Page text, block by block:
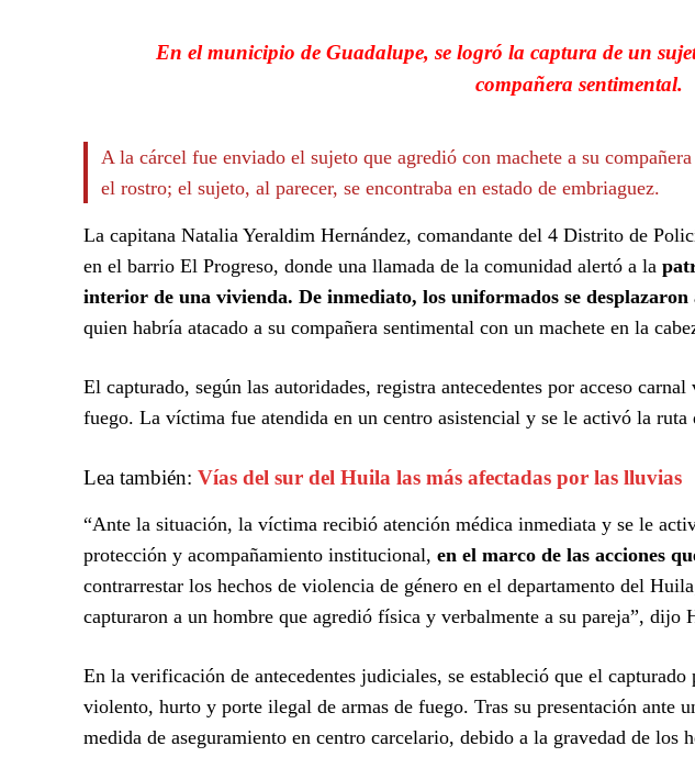
En el municipio de Guadalupe, se logró la captura de un
compañera sentimental.
A la cárcel fue enviado el sujeto que agredió con machete a su
el rostro; el sujeto, al parecer, se encontraba en estado de embriaguez.
La capitana Natalia Yeraldim Hernández, comandante del 4 Distrito de
en el barrio El Progreso, donde una llamada de la comunidad alertó a la
interior de una vivienda. De inmediato, los uniformados se
quien habría atacado a su compañera sentimental con un machete en la
El capturado, según las autoridades, registra antecedentes por acceso
fuego. La víctima fue atendida en un centro asistencial y se le activó la ruta
Lea también: Vías del sur del Huila las más afectadas por las lluvias
“Ante la situación, la víctima recibió atención médica inmediata y se le
protección y acompañamiento institucional, en el marco de las acciones
contrarrestar los hechos de violencia de género en el departamento del
capturaron a un hombre que agredió física y verbalmente a su pareja”, dijo
En la verificación de antecedentes judiciales, se estableció que el capturado
violento, hurto y porte ilegal de armas de fuego. Tras su presentación ante
medida de aseguramiento en centro carcelario, debido a la gravedad de los